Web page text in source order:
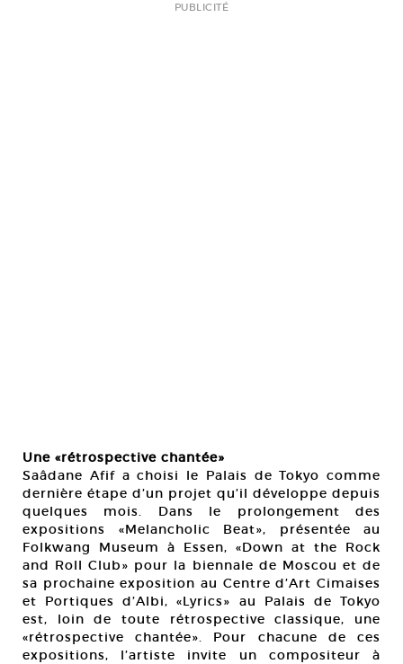
PUBLICITÉ
Une «rétrospective chantée»
Saâdane Afif a choisi le Palais de Tokyo comme
dernière étape d’un projet qu’il développe depuis
quelques mois. Dans le prolongement des
expositions «Melancholic Beat», présentée au
Folkwang Museum à Essen, «Down at the Rock
and Roll Club» pour la biennale de Moscou et de
sa prochaine exposition au Centre d’Art Cimaises
et Portiques d’Albi, «Lyrics» au Palais de Tokyo
est, loin de toute rétrospective classique, une
«rétrospective chantée». Pour chacune de ces
expositions, l’artiste invite un compositeur à